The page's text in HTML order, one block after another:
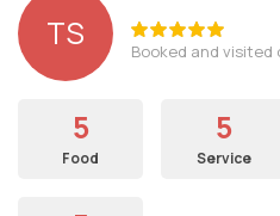
TS Booked and
5
Food
5
Service